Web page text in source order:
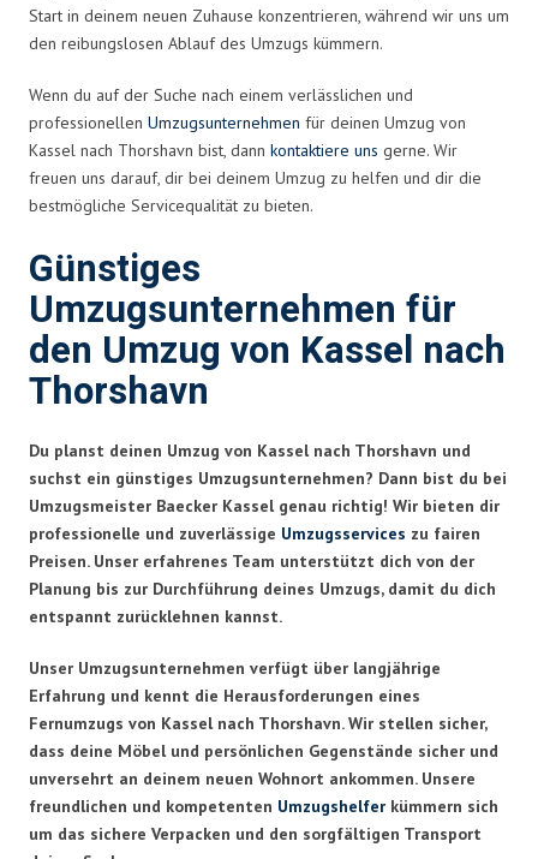
Start in deinem neuen Zuhause konzentrieren, während wir uns um
den reibungslosen Ablauf des Umzugs kümmern.
Wenn du auf der Suche nach einem verlässlichen und
professionellen Umzugsunternehmen für deinen Umzug von
Kassel nach Thorshavn bist, dann kontaktiere uns gerne. Wir
freuen uns darauf, dir bei deinem Umzug zu helfen und dir die
bestmögliche Servicequalität zu bieten.
Günstiges
Umzugsunternehmen für
den Umzug von Kassel nach
Thorshavn
Du planst deinen Umzug von Kassel nach Thorshavn und
suchst ein günstiges Umzugsunternehmen? Dann bist du bei
Umzugsmeister Baecker Kassel genau richtig! Wir bieten dir
professionelle und zuverlässige Umzugsservices zu fairen
Preisen. Unser erfahrenes Team unterstützt dich von der
Planung bis zur Durchführung deines Umzugs, damit du dich
entspannt zurücklehnen kannst.
Unser Umzugsunternehmen verfügt über langjährige
Erfahrung und kennt die Herausforderungen eines
Fernumzugs von Kassel nach Thorshavn. Wir stellen sicher,
dass deine Möbel und persönlichen Gegenstände sicher und
unversehrt an deinem neuen Wohnort ankommen. Unsere
freundlichen und kompetenten Umzugshelfer kümmern sich
um das sichere Verpacken und den sorgfältigen Transport